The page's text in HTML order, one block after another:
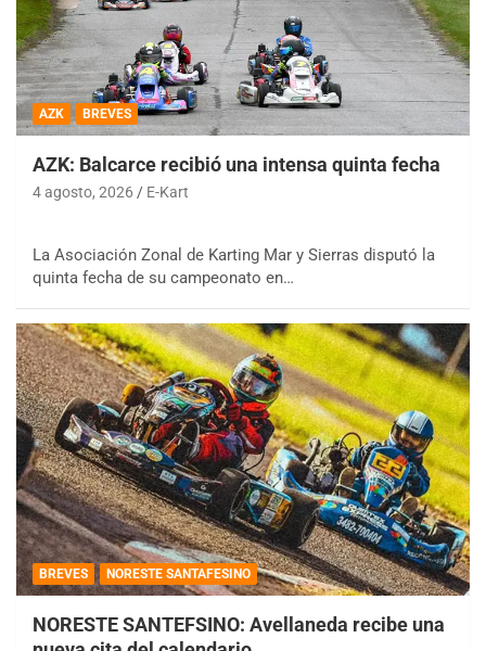
AZK BREVES
AZK: Balcarce recibió una intensa quinta fecha
4 agosto, 2026 E-Kart
La Asociación Zonal de Karting Mar y Sierras disputó la
quinta fecha de su campeonato en…
BREVES NORESTE SANTAFESINO
NORESTE SANTEFSINO: Avellaneda recibe una